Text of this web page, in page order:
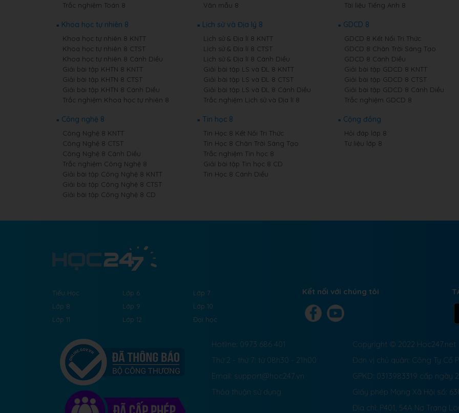
Trắc nghiệm Toán 8
Văn mẫu 8
Tài liệu Tiếng Anh 8
Khoa học tự nhiên 8
Khoa học tự nhiên 8 KNTT
Khoa học tự nhiên 8 CTST
Khoa học tự nhiên 8 Cánh Diều
Giải bài tập KHTN 8 KNTT
Giải bài tập KHTN 8 CTST
Giải bài tập KHTN 8 Cánh Diều
Trắc nghiệm Khoa học tự nhiên 8
Lịch sử và Địa lý 8
Lịch sử & Địa lí 8 KNTT
Lịch sử & Địa lí 8 CTST
Lịch sử & Địa lí 8 Cánh Diều
Giải bài tập LS và ĐL 8 KNTT
Giải bài tập LS và ĐL 8 CTST
Giải bài tập LS và ĐL 8 Cánh Diều
Trắc nghiệm Lịch sử và Địa lí 8
GDCD 8
GDCD 8 Kết Nối Tri Thức
GDCD 8 Chân Trời Sáng Tạo
GDCD 8 Cánh Diều
Giải bài tập GDCD 8 KNTT
Giải bài tập GDCD 8 CTST
Giải bài tập GDCD 8 Cánh Diều
Trắc nghiệm GDCD 8
Công nghệ 8
Công Nghệ 8 KNTT
Công Nghệ 8 CTST
Công Nghệ 8 Cánh Diều
Trắc nghiệm Công Nghệ 8
Giải bài tập Công Nghệ 8 KNTT
Giải bài tập Công Nghệ 8 CTST
Giải bài tập Công Nghệ 8 CD
Tin học 8
Tin Học 8 Kết Nối Tri Thức
Tin Học 8 Chân Trời Sáng Tạo
Trắc nghiệm Tin học 8
Giải bài tập Tin học 8 CD
Tin Học 8 Cánh Diều
Cộng đồng
Hỏi đáp lớp 8
Tư liệu lớp 8
Tiểu Học Lớp 6
Lớp 7
Lớp 8
Lớp 9
Lớp 10
Lớp 11
Lớp 12 Đại học
Kết nối với chúng tôi
Hotline: 0973 686 401
Thứ 2 - thứ 7: từ 08h30 - 21h00
Email: support@hoc247.vn
Thỏa thuận sử dụng
Copyright © 2022 Hoc247.net
Đơn vị chủ quản: Công Ty Cổ
GPKD: 0313983319 cấp ngày
Giấy phép Mạng Xã Hội số:
Địa chỉ: P401, 54A Nơ Trang